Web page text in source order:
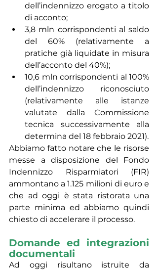
dell’indennizzo erogato a titolo
di acconto;
3,8 mln corrispondenti al saldo
del 60% (relativamente a
pratiche già liquidate in misura
dell’acconto del 40%);
10,6 mln corrispondenti al 100%
dell’indennizzo riconosciuto
(relativamente alle istanze
valutate dalla Commissione
tecnica successivamente alla
determina del 18 febbraio 2021).
Abbiamo fatto notare che le risorse
messe a disposizione del Fondo
Indennizzo Risparmiatori (FIR)
ammontano a 1.125 milioni di euro e
che ad oggi è stata ristorata una
parte minima ed abbiamo quindi
chiesto di accelerare il processo.
Domande ed integrazioni
documentali
Ad oggi risultano istruite da